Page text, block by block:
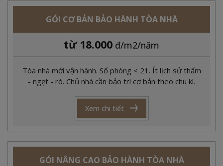
GÓI CƠ BẢN BẢO HÀNH TÒA NHÀ
từ 18.000 đ/m2/năm
Tòa nhà mới vận hành. Số phòng < 21. Ít lịch sử thấm
- ngẹt - rò. Chủ nhà cần bảo trì cơ bản theo chu kì.
Xem chi tiết
GÓI NÂNG CAO BẢO HÀNH TÒA NHÀ